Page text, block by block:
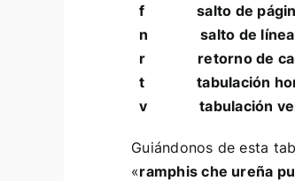
f salto de
n salto de línea
r retorno de
t tabulación
v tabulación
Guiándonos de esta
«ramphis che ureña